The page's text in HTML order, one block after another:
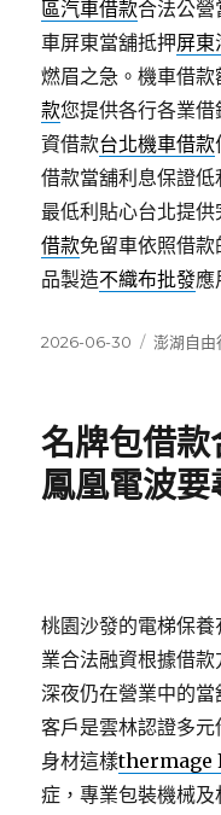
區汽車借款合法公營
車屏東當舖抵押屏東
燃眉之急。機車借
款您提供各行各業
資借款台北機車借款
借款當舖利息保證低
最低利貼心台北提
借款免留車依照借
品製造不織布批發應
發
2026-06-30
分
澎湖自由
名牌包借
鳳凰電波
桃園沙發的電梯保
業合法融資根據借款
深夜仍在營業中的
客戶是雲林認證多
身材這樣thermage
症，專業包裝機械